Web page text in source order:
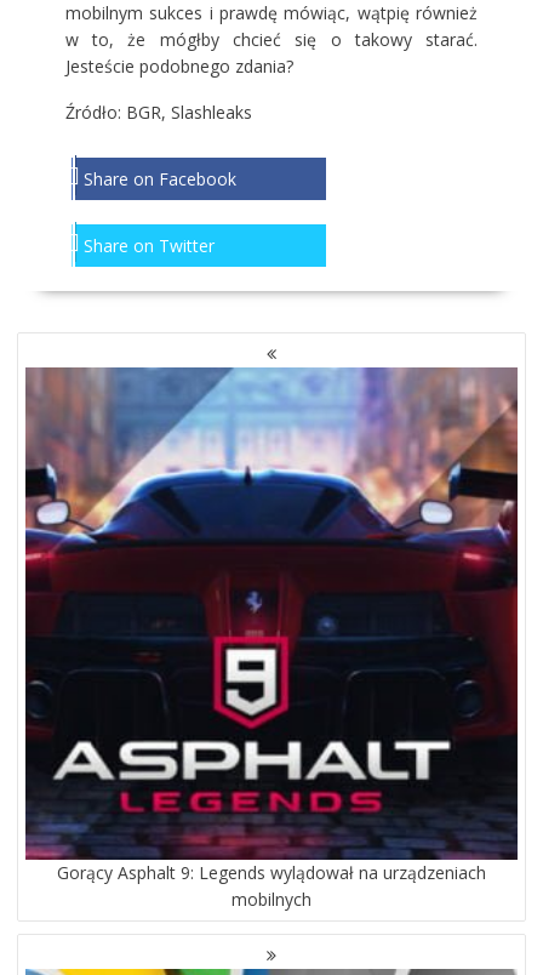
mobilnym sukces i prawdę mówiąc, wątpię również
w to, że mógłby chcieć się o takowy starać.
Jesteście podobnego zdania?
Źródło: BGR, Slashleaks
Share on Facebook
Share on Twitter
NAWIGACJA
PO
WPISACH
Gorący Asphalt 9: Legends wylądował na urządzeniach
mobilnych